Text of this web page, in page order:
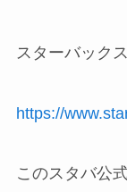
スターバック
https://
このスタバ公